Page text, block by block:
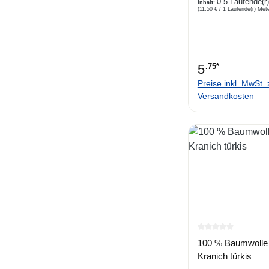
Gartenaccessoires.....
Beschreibung Webware
Inhalt:
(11,50 € / 1 Laufende(r)
5.75*
Preise inkl. MwSt.
Versandkosten
100 % Baumwolle
Kranich türkis